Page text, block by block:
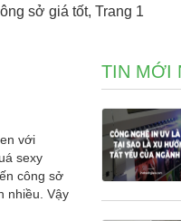
sở giá tốt, Trang 1
với
sexy
công sở
nhiều. Vậy
TIN MỚI